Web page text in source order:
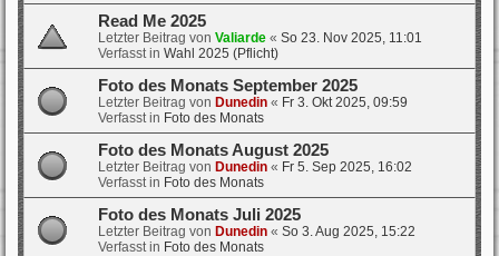
Read Me 2025
Letzter Beitrag von Valiarde « So 23. Nov 2025, 11:01
Verfasst in Wahl 2025 (Pflicht)
Foto des Monats September 2025
Letzter Beitrag von Dunedin « Fr 3. Okt 2025, 09:59
Verfasst in Foto des Monats
Foto des Monats August 2025
Letzter Beitrag von Dunedin « Fr 5. Sep 2025, 16:02
Verfasst in Foto des Monats
Foto des Monats Juli 2025
Letzter Beitrag von Dunedin « So 3. Aug 2025, 15:22
Verfasst in Foto des Monats